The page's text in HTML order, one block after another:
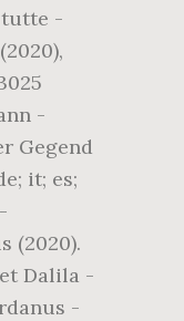
tutte -
-
Gegend
it; es;
(2020).
Dalila -
-